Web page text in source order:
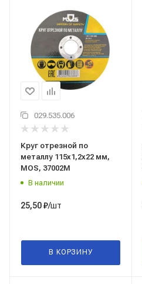
029.535.006
Круг отрезной по
металлу 115x1,2x22 мм,
MOS, 37002М
В наличии
25,50₽/шт
В КОРЗИНУ